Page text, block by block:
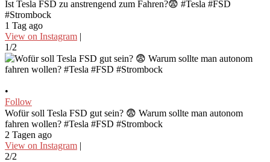
Ist Tesla FSD zu anstrengend zum Fahren?😨 #Tesla #FSD
#Strombock
1 Tag ago
View on Instagram |
1/2
•
Follow
Wofür soll Tesla FSD gut sein? 😨 Warum sollte man autonom
fahren wollen? #Tesla #FSD #Strombock
2 Tagen ago
View on Instagram |
2/2